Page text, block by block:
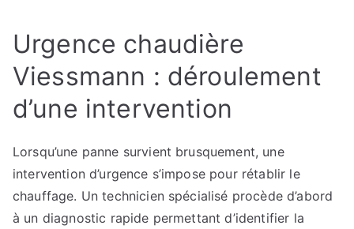
Urgence chaudière
Viessmann : déroulement
d’une intervention
Lorsqu’une panne survient brusquement, une
intervention d’urgence s’impose pour rétablir le
chauffage. Un technicien spécialisé procède d’abord
à un diagnostic rapide permettant d’identifier la